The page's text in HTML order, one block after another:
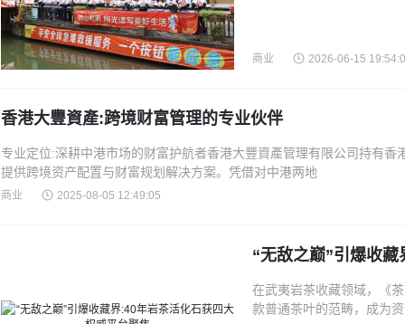
商业 2026-06-15
香港大豐資產:跨境财富管理的专业伙伴
专业定位:深耕中港市场的财富护航者香港大豐資產管理有限公司持有
提供跨境资产配置与财富规划解决方案。凭借对中港两地
商业 2025-08-05 12:49:05
“无敌之巅”引爆收
在武夷岩茶收藏领域，《
款普通茶叶的范畴，成为